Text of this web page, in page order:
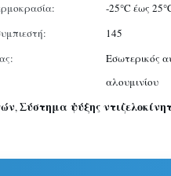
-25°C έως
145
Εσωτερικός
αλουμινίου
,Σύστημα ψύξης